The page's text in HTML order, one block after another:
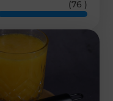
(76 )